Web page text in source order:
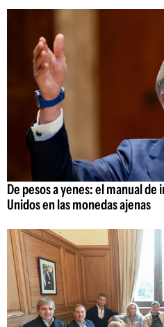
De pesos a yenes: el manual
Unidos en las monedas ajenas